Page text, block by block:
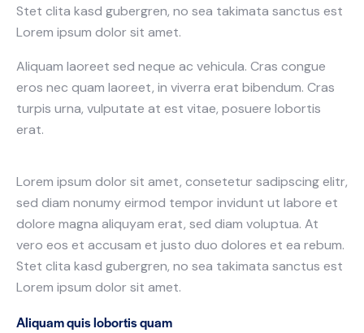
Stet clita kasd gubergren, no sea takimata sanctus est
Lorem ipsum dolor sit amet.
Aliquam laoreet sed neque ac vehicula. Cras congue
eros nec quam laoreet, in viverra erat bibendum. Cras
turpis urna, vulputate at est vitae, posuere lobortis
erat.
Lorem ipsum dolor sit amet, consetetur sadipscing elitr,
sed diam nonumy eirmod tempor invidunt ut labore et
dolore magna aliquyam erat, sed diam voluptua. At
vero eos et accusam et justo duo dolores et ea rebum.
Stet clita kasd gubergren, no sea takimata sanctus est
Lorem ipsum dolor sit amet.
Aliquam quis lobortis quam